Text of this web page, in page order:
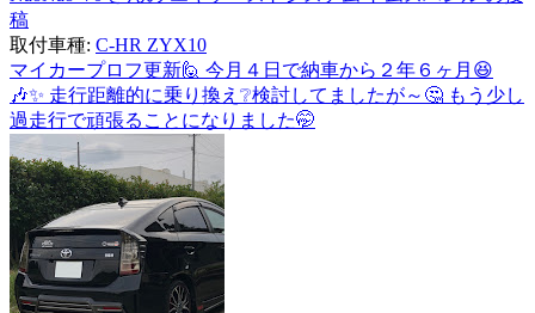
稿
取付車種: C-HR ZYX10
マイカープロフ更新🙋 今月４日で納車から２年６ヶ月😆
🎶✨ 走行距離的に乗り換え❔検討してましたが～🤔 もう少し
過走行で頑張ることになりました🤭